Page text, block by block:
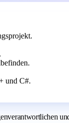
und C#.